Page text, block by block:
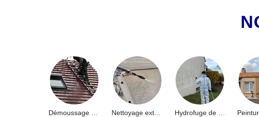
Nettoyage extérieur bâtiment industriel 91